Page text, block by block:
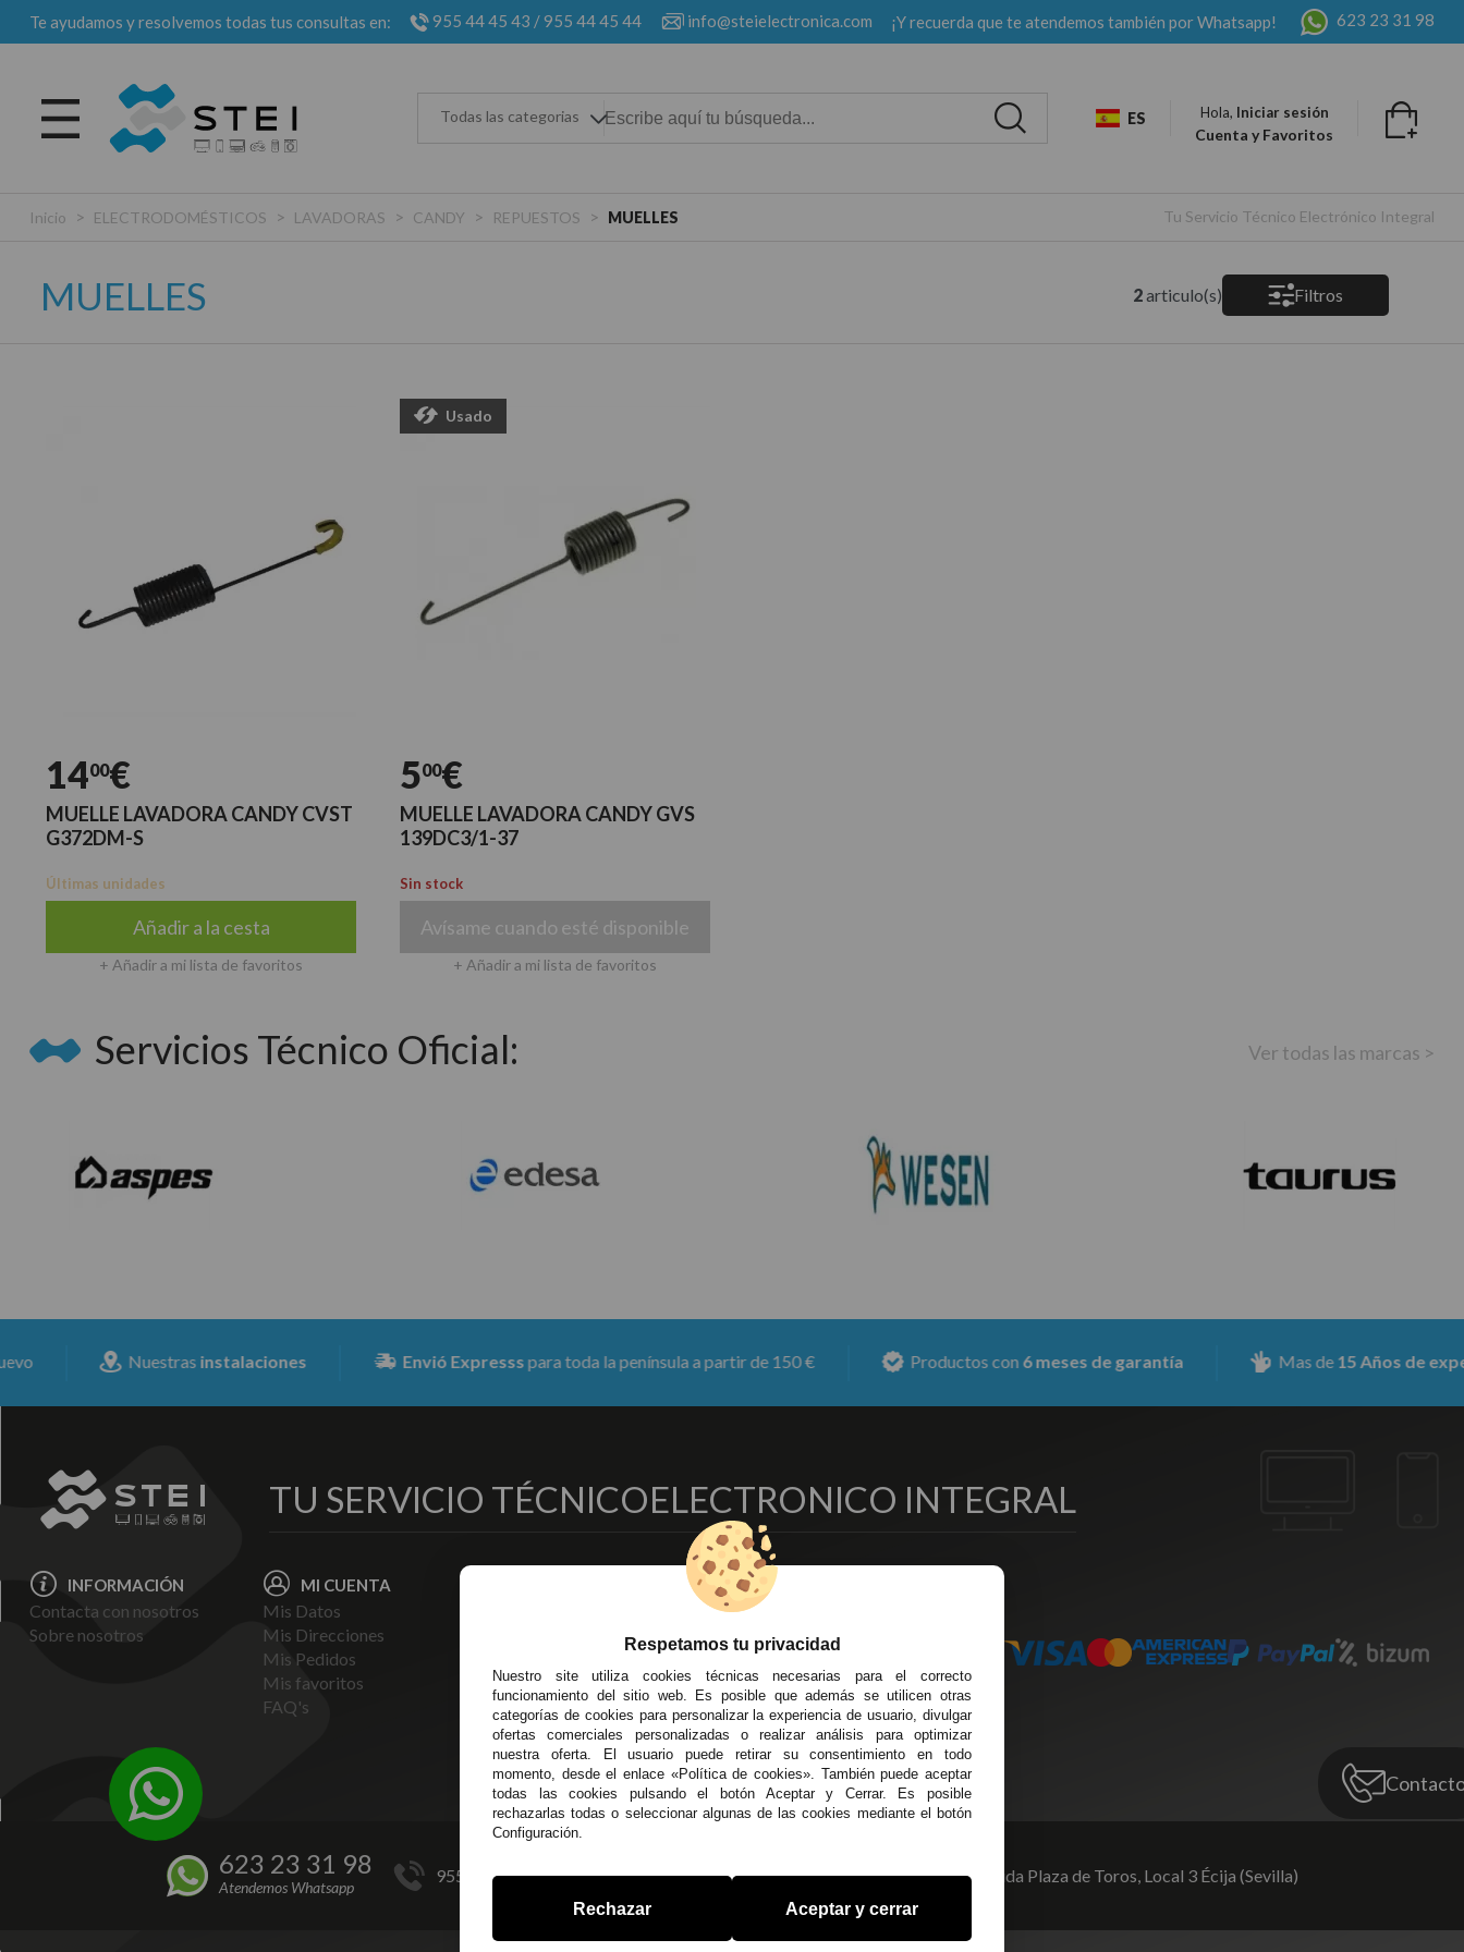
Te ayudamos y resolvemos todas tus consultas en: 955 44 45 43 /955 44 45 44 info@steielectronica.com ¡Y recuerda que te atendemos también por Whatsapp! 623 23 31 98
Todas las categorias ES Hola, Iniciar sesión
Cuenta y Favoritos
Inicio > ELECTRODOMÉSTICOS > LAVADORAS > CANDY > REPUESTOS > MUELLES Tu Servicio Técnico Electrónico Integral
MUELLES 2articulo(s) Filtros
1400€
MUELLE LAVADORA CANDY CVST
G372DM-S
Últimas unidades
Añadir a la cesta
+ Añadir a mi lista de favoritos
Usado
500€
MUELLE LAVADORA CANDY GVS
139DC3/1-37
Sin stock
Avísame cuando esté disponible
+ Añadir a mi lista de favoritos
Servicios Técnico Oficial: Ver todas las marcas >
Nuestrasinstalaciones Envió Expressspara toda la península a partir de 150 € Productos con6 meses de garantía Mas de 15 Años de experiencia
TU SERVICIO TÉCNICOELECTRONICO INTEGRAL
INFORMACIÓN
Contacta con nosotros
Sobre nosotros
MI CUENTA
Mis Datos
Mis Direcciones
Mis Pedidos
Mis favoritos
FAQ's
Entregas y Devoluciones
Pago Seguro
Terminos y
Condiciones Generales
Políticas de Cookies
DELEGACIONES
Écija - Sevilla
Av. Plaza de Toros. Local 3
Córdoba
C/ Ingeniero Iribarren, 14
Alzira - Valencia
C/ Esplugues, 135
623 23 31 98
Atendemos Whatsapp
955 44 45 43/955 44 45 44 info@steielectronica.com Avenida Plaza de Toros, Local 3 Écija (Sevilla)
Respetamos tu privacidad
Nuestro site utiliza cookies técnicas necesarias para el correcto
funcionamiento del sitio web. Es posible que además se utilicen otras
categorías de cookies para personalizar la experiencia de usuario, divulgar
ofertas comerciales personalizadas o realizar análisis para optimizar
nuestra oferta. El usuario puede retirar su consentimiento en todo
momento, desde el enlace «Política de cookies». También puede aceptar
todas las cookies pulsando el botón Aceptar y Cerrar. Es posible
rechazarlas todas o seleccionar algunas de las cookies mediante el botón
Configuración.
Rechazar Aceptar y cerrar